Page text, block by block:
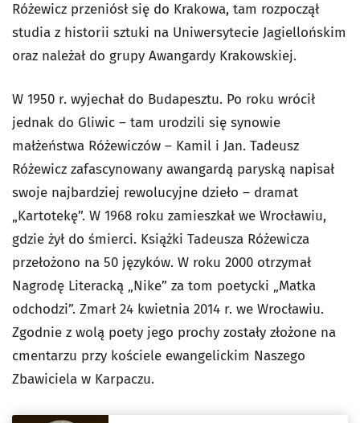
Różewicz przeniósł się do Krakowa, tam rozpoczął
studia z historii sztuki na Uniwersytecie Jagiellońskim
oraz należał do grupy Awangardy Krakowskiej.
W 1950 r. wyjechał do Budapesztu. Po roku wrócił
jednak do Gliwic – tam urodzili się synowie
małżeństwa Różewiczów – Kamil i Jan. Tadeusz
Różewicz zafascynowany awangardą paryską napisał
swoje najbardziej rewolucyjne dzieło – dramat
„Kartotekę”. W 1968 roku zamieszkał we Wrocławiu,
gdzie żył do śmierci. Książki Tadeusza Różewicza
przełożono na 50 języków. W roku 2000 otrzymał
Nagrodę Literacką „Nike” za tom poetycki „Matka
odchodzi”. Zmarł 24 kwietnia 2014 r. we Wrocławiu.
Zgodnie z wolą poety jego prochy zostały złożone na
cmentarzu przy kościele ewangelickim Naszego
Zbawiciela w Karpaczu.